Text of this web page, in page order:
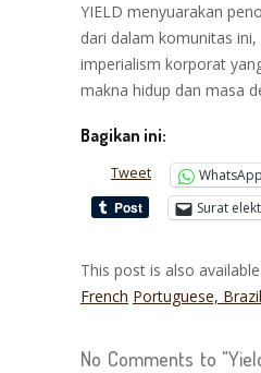
YIELD menyuarakan
dari dalam komunitas
imperialism korporat
makna hidup dan masa
Bagikan ini:
Tweet
WhatsApp
Surat
This post is also
French Portuguese, Brazil
No Comments to